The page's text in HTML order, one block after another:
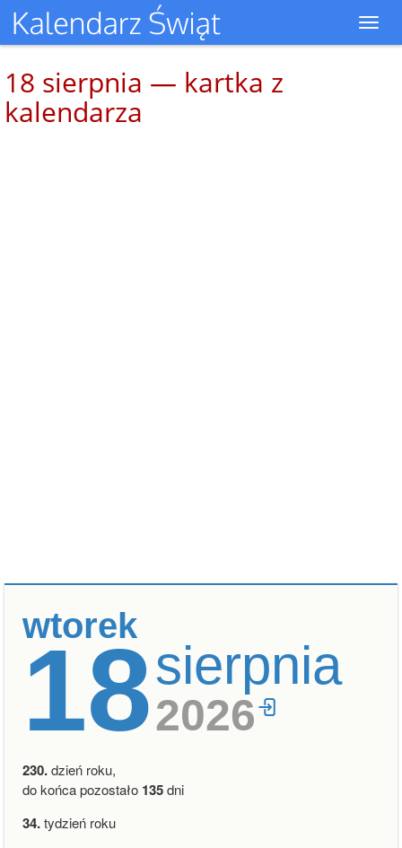
18 sierpnia — kartka z
kalendarza
wtorek
18sierpnia
2026
230.dzień roku,
do końca pozostało 135dni
34.tydzień roku